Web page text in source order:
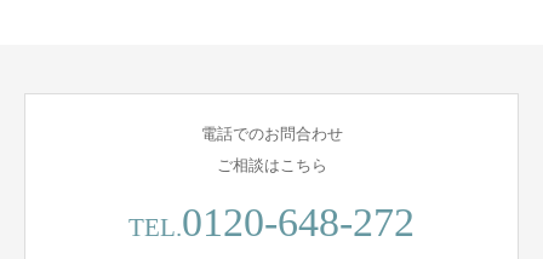
電話でのお問合わせ
ご相談はこちら
TEL.0120-648-272